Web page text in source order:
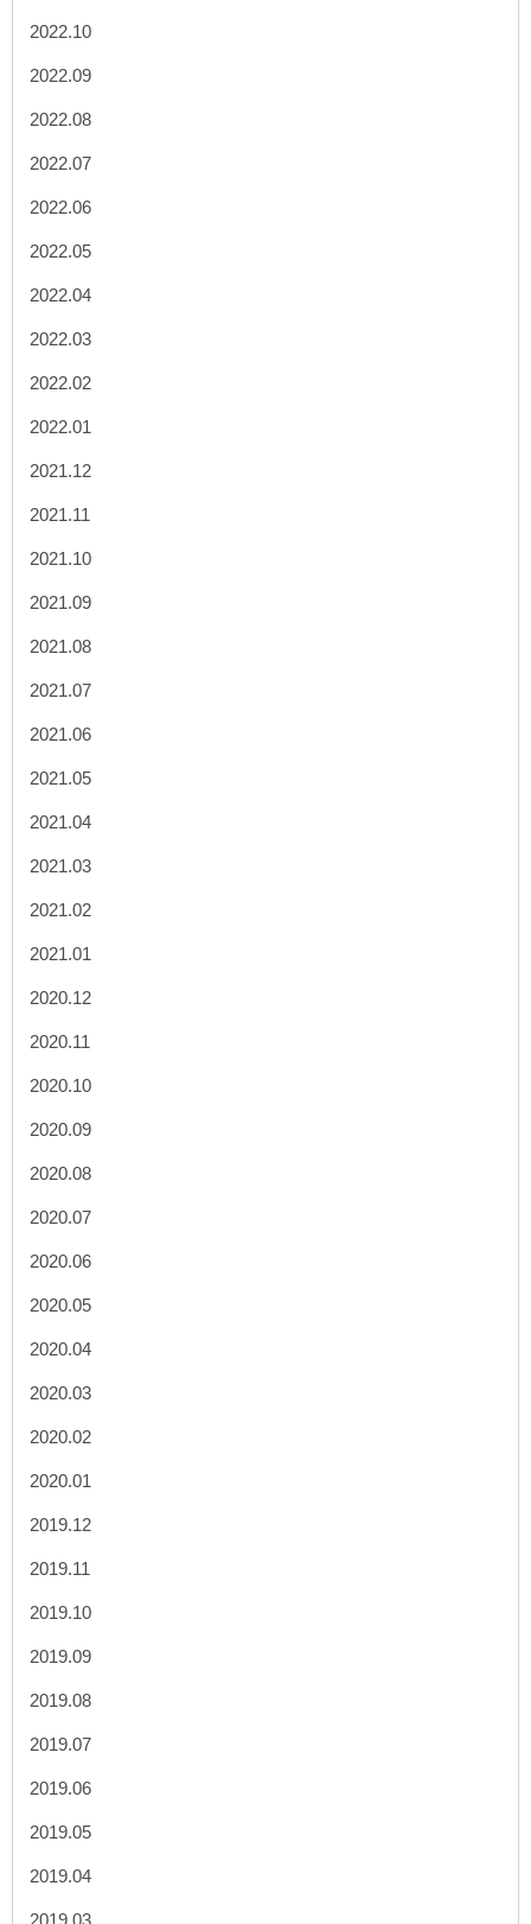
2022.10
2022.09
2022.08
2022.07
2022.06
2022.05
2022.04
2022.03
2022.02
2022.01
2021.12
2021.11
2021.10
2021.09
2021.08
2021.07
2021.06
2021.05
2021.04
2021.03
2021.02
2021.01
2020.12
2020.11
2020.10
2020.09
2020.08
2020.07
2020.06
2020.05
2020.04
2020.03
2020.02
2020.01
2019.12
2019.11
2019.10
2019.09
2019.08
2019.07
2019.06
2019.05
2019.04